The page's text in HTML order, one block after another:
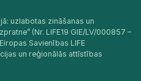
uzlabotas zināšanas un
(Nr. LIFE19 GIE/LV/000857 –
Savienības LIFE
un reģionālās attīstības